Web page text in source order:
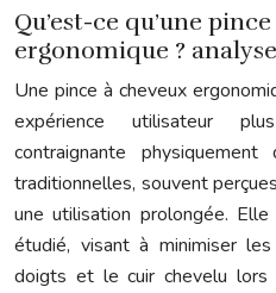
Qu’est-ce qu’une
ergonomique ?
Une pince à cheveux
expérience utilisateur
contraignante
traditionnelles, souvent
une utilisation prolongée.
étudié, visant à minimiser
doigts et le cuir chevelu lors